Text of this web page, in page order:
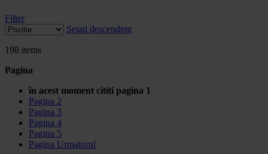
Filter
Setati descendent
198 items
Pagina
în acest moment cititi pagina 1
Pagina 2
Pagina 3
Pagina 4
Pagina 5
Pagina Urmatorul